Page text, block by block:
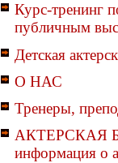
Курс-тренинг
публичным
Детская
О НАС
Тренеры,
АКТЕРСКАЯ
информация о